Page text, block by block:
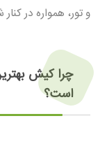
و تور، همواره در
چرا کیش
است؟